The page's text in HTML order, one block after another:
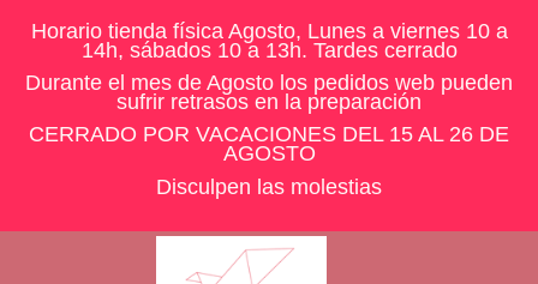
Horario tienda física Agosto, Lunes a viernes 10 a
14h, sábados 10 a 13h. Tardes cerrado
Durante el mes de Agosto los pedidos web pueden
sufrir retrasos en la preparación
CERRADO POR VACACIONES DEL 15 AL 26 DE
AGOSTO
Disculpen las molestias